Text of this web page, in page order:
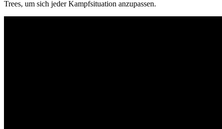
Trees, um sich jeder Kampfsituation anzupassen.